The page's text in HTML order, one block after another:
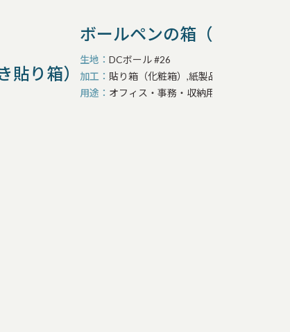
貼り箱）
ボールペンの箱（観音開き
生地
DCボール #26
加工
貼り箱（化粧箱）,紙製品の特殊加工・装
用途
オフィス・事務・収納用品